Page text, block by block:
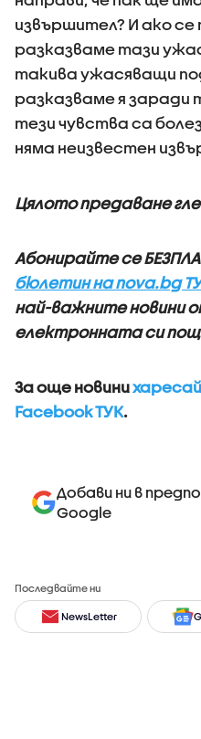
извършител? И ако
разказваме тази
такива ужасяващи
разказваме я заради
тези чувства са
няма неизвестен
Цялото предаване
Абонирайте се
бюлетин на nova.bg
най-важните новини
електронната си
За още новини
Facebook ТУК.
Добави ни в
Google
Последвайте ни
NewsLetter